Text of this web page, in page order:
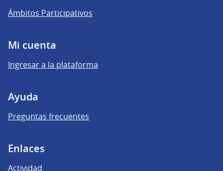
Ámbitos Participativos
Mi cuenta
Ingresar a la plataforma
Ayuda
Preguntas frecuentes
Enlaces
Actividad